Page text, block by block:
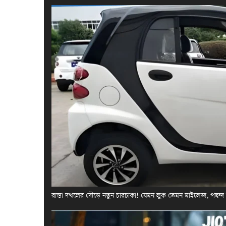
রাস্তা দখলের দৌড়ে নতুন চারচাকা! যেমন লুক তেমন মাইলেজ, পছন্দ